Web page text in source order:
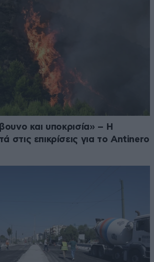
και υποκρισία» – Η
στις επικρίσεις για το Antinero